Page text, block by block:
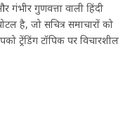
गुणवत्ता वाली हिंदी
है, जो सचित्र समाचारों को
ट्रेंडिंग टॉपिक पर विचारशील